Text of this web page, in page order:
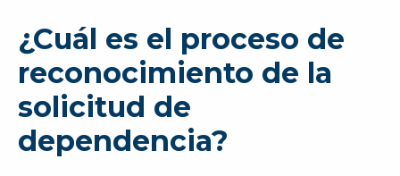
¿Cuál es el proceso de
reconocimiento de la
solicitud de
dependencia?